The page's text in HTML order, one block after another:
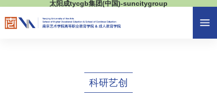
太阳成tycgb集团(中国)-suncitygroup
科研艺创